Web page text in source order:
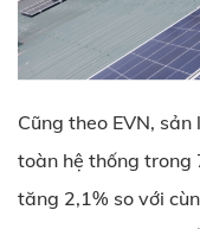
Cũng theo EVN,
toàn hệ thống
tăng 2,1% so với